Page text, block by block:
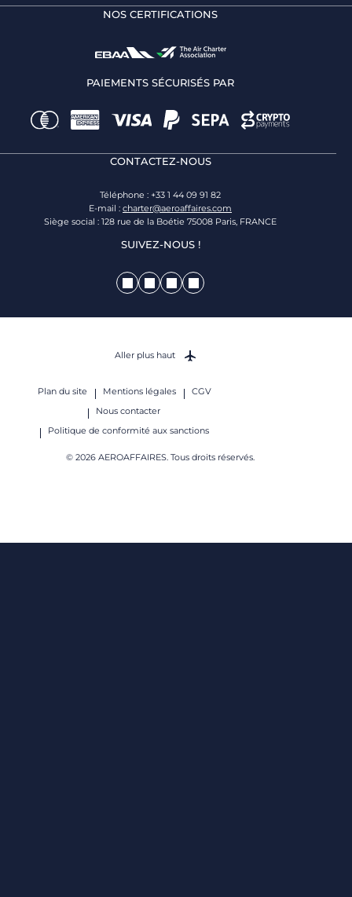
NOS CERTIFICATIONS
PAIEMENTS SÉCURISÉS PAR
CONTACTEZ-NOUS
Téléphone : +33 1 44 09 91 82
E-mail : charter@aeroaffaires.com
Siège social : 128 rue de la Boétie 75008 Paris, FRANCE
SUIVEZ-NOUS !
Plan du site Mentions légales
CGV
Nous contacter
Politique de conformité aux sanctions
© 2026 AEROAFFAIRES. Tous droits réservés.
Aller plus haut